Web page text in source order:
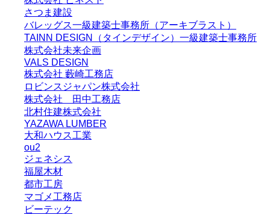
さつま建設
バレッグス一級建築士事務所（アーキブラスト）
TAINN DESIGN（タインデザイン）一級建築士事務所
株式会社未来企画
VALS DESIGN
株式会社 藪崎工務店
ロビンスジャパン株式会社
株式会社 田中工務店
北村住建株式会社
YAZAWA LUMBER
大和ハウス工業
ou2
ジェネシス
福屋木材
都市工房
マゴメ工務店
ビーテック